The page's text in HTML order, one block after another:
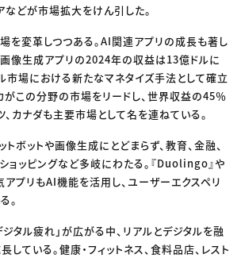
などが市場拡大をけん引した。
を変革しつつある。AI関連アプリの成長も著し
画像生成アプリの2024年の収益は13億ドルに
市場における新たなマネタイズ手法として確立
がこの分野の市場をリードし、世界収益の45％
、カナダも主要市場として名を連ねている。
ボットや画像生成にとどまらず、教育、金融、
ショッピングなど多岐にわたる。『Duolingo』や
アプリもAI機能を活用し、ユーザーエクスペリ
。
ジタル疲れ」が広がる中、リアルとデジタルを融
ている。健康・フィットネス、食料品店、レスト